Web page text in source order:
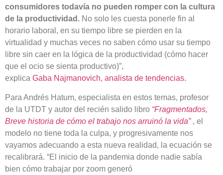
consumidores todavía no pueden romper con la cultura
de la productividad. No solo les cuesta ponerle fin al
horario laboral, en su tiempo libre se pierden en la
virtualidad y muchas veces no saben cómo usar su tiempo
libre sin caer en la lógica de la productividad (cómo hacer
que el ocio se sienta productivo)”,
explica Gaba Najmanovich, analista de tendencias.
Para Andrés Hatum, especialista en estos temas, profesor
de la UTDT y autor del recién salido libro “Fragmentados,
Breve historia de cómo el trabajo nos arruinó la vida” , el
modelo no tiene toda la culpa, y progresivamente nos
vayamos adecuando a esta nueva realidad, la ecuación se
recalibrará. “El inicio de la pandemia donde nadie sabía
bien cómo trabajar por zoom generó